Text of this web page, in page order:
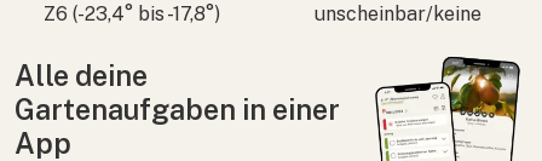
Z6 (-23,4° bis -17,8°)
unscheinbar/keine
Alle deine
Gartenaufgaben in einer
App